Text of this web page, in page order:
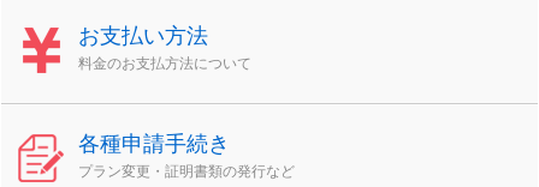
お支払い方法
料金のお支払方法について
各種申請手続き
プラン変更・証明書類の発行など